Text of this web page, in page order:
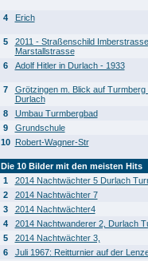
4 Erich
5
2011 - Straßenschild
Marstallstrasse
6
Adolf Hitler in Durlach - 1933
7
Grötzingen m. Blick auf Turmberg
Durlach
8
Umbau Turmbergbad
9
Grundschule
10
Robert-Wagner-Str
Die 10 Bilder mit den meisten Hits
1
2014 Nachtwächter 5 Durlach
2
2014 Nachtwächter 7
3
2014 Nachtwächter4
4
2014 Nachtwanderer 2, Durlach
5
2014 Nachtwächter 3,
6
Juli 1967: Reitturnier auf der